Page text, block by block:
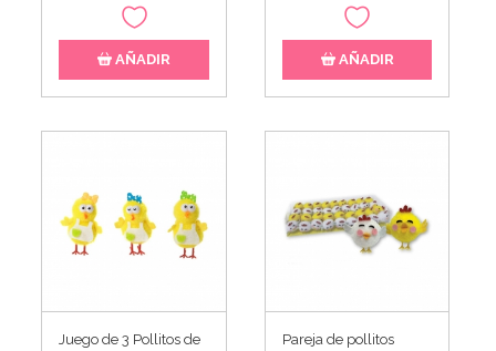
AÑADIR AÑADIR
Juego de 3 Pollitos de
Pareja de pollitos